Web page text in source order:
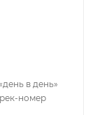
в день»
номер